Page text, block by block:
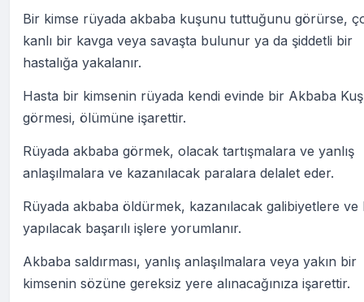
Bir kimse rüyada akbaba kuşunu tuttuğunu görürse,
kanlı bir kavga veya savaşta bulunur ya da şiddetli bir
hastalığa yakalanır.
Hasta bir kimsenin rüyada kendi evinde bir Akbaba
görmesi, ölümüne işarettir.
Rüyada akbaba görmek, olacak tartışmalara ve yanlış
anlaşılmalara ve kazanılacak paralara delalet eder.
Rüyada akbaba öldürmek, kazanılacak galibiyetlere ve
yapılacak başarılı işlere yorumlanır.
Akbaba saldırması, yanlış anlaşılmalara veya yakın bir
kimsenin sözüne gereksiz yere alınacağınıza işarettir.